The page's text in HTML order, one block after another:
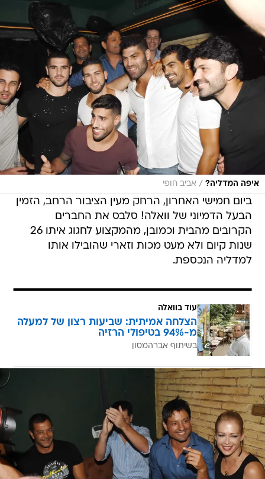
איפה המדליה? / אביב חופי
ביום חמישי האחרון, הרחק מעין הציבור הרחב, הזמין
הבעל הדמיוני של וואלה! סלבס את החברים
הקרובים מהבית וכמובן, מהמקצוע לחגוג איתו 26
שנות קיום ולא מעט מכות וזארי שהובילו אותו
למדליה הנכספת.
עוד בוואלה
הצלחה אמיתית: שביעות רצון של למעלה
מ-94% בטיפולי הרזיה
בשיתוף אברהמסון